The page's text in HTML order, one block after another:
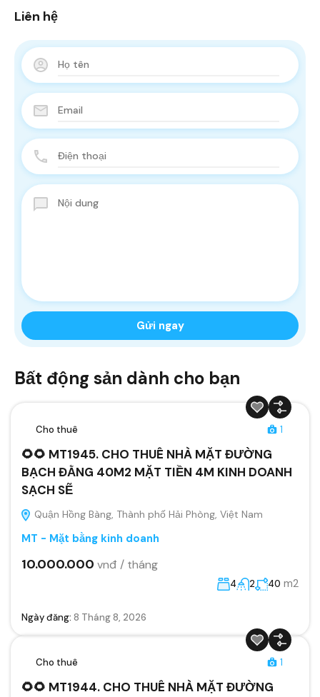
Liên hệ
Bất động sản dành cho bạn
Cho thuê 1
🌻🌻 MT1945. CHO THUÊ NHÀ MẶT ĐƯỜNG
BẠCH ĐẰNG 40M2 MẶT TIỀN 4M KINH DOANH
SẠCH SẼ
Quận Hồng Bàng, Thành phố Hải Phòng, Việt Nam
MT - Mặt bằng kinh doanh
10.000.000 vnđ / tháng
4 2 40 m2
Ngày đăng: 8 Tháng 8, 2026
Cho thuê 1
🌻🌻 MT1944. CHO THUÊ NHÀ MẶT ĐƯỜNG